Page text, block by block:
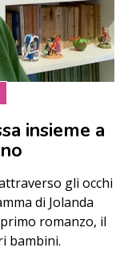
insieme a
gli occhi
di Jolanda
romanzo, il
bambini.